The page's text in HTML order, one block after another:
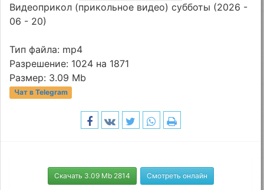
Видеоприкол (прикольное видео) субботы (2026 -
06 - 20)
Тип файла: mp4
Разрешение: 1024 на 1871
Размер: 3.09 Mb
Чат в Telegram
Скачать 3.09 Mb 2814 Смотреть онлайн